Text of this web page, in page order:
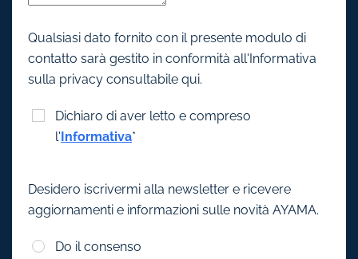
Qualsiasi dato fornito con il presente modulo di
contatto sarà gestito in conformità all'Informativa
sulla privacy consultabile qui.
Dichiaro di aver letto e compreso
l'Informativa*
Desidero iscrivermi alla newsletter e ricevere
aggiornamenti e informazioni sulle novità AYAMA.
Do il consenso